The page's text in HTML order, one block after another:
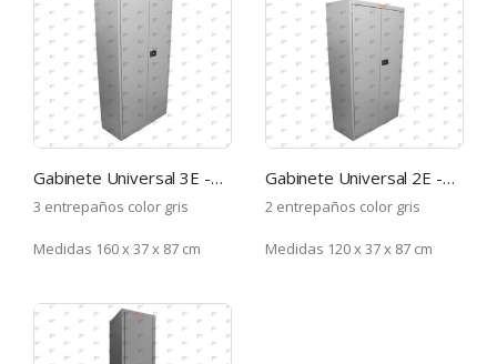
Gabinete Universal 3E -GR
3 entrepaños color gris
Medidas 160 x 37 x 87 cm
Gabinete Universal 2E -GR
2 entrepaños color gris
Medidas 120 x 37 x 87 cm